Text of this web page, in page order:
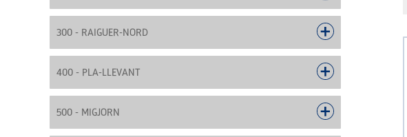
300 - RAIGUER-NORD
400 - PLA-LLEVANT
500 - MIGJORN